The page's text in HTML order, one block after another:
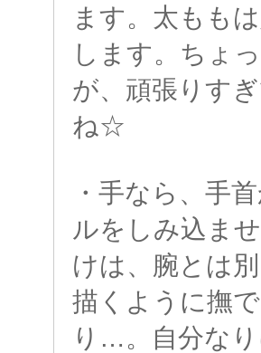
ます。太もも
します。ちょ
が、頑張りす
ね☆
・手なら、手
ルをしみ込ま
けは、腕とは
描くように撫
り…。自分な